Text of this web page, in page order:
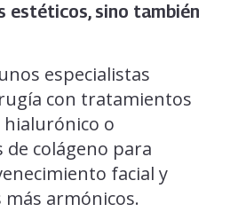
estéticos, sino también
especialistas
con tratamientos
hialurónico o
colágeno para
facial y
armónicos.